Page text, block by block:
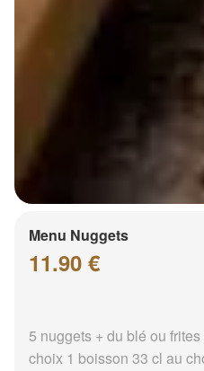
Menu Nuggets
11.90 €
5 nuggets + du blé ou
choix 1 boisson 33 cl au